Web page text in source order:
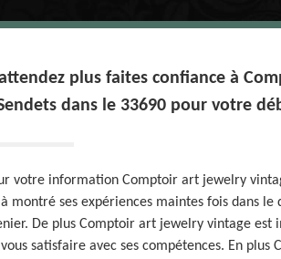
plus faites confiance à
dans le 33690 pour votre
votre information Comptoir art jewelry
montré ses expériences maintes fois dans le
De plus Comptoir art jewelry vintage est
satisfaire avec ses compétences. En